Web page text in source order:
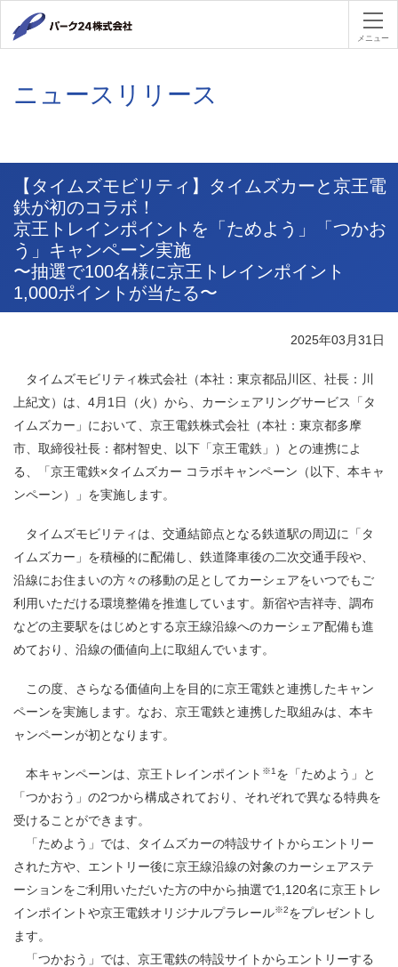
パーク２
メニュー
ニュースリリース
【タイムズモビリティ】タイムズカーと京王電
鉄が初のコラボ！
京王トレインポイントを「ためよう」「つかお
う」キャンペーン実施
〜抽選で100名様に京王トレインポイント
1,000ポイントが当たる〜
2025年03月31日
タイムズモビリティ株式会社（本社：東京都品川区、社長：川
上紀文）は、4月1日（火）から、カーシェアリングサービス「タ
イムズカー」において、京王電鉄株式会社（本社：東京都多摩
市、取締役社長：都村智史、以下「京王電鉄」）との連携によ
る、「京王電鉄×タイムズカー コラボキャンペーン（以下、本キャ
ンペーン）」を実施します。
タイムズモビリティは、交通結節点となる鉄道駅の周辺に「タ
イムズカー」を積極的に配備し、鉄道降車後の二次交通手段や、
沿線にお住まいの方々の移動の足としてカーシェアをいつでもご
利用いただける環境整備を推進しています。新宿や吉祥寺、調布
などの主要駅をはじめとする京王線沿線へのカーシェア配備も進
めており、沿線の価値向上に取組んでいます。
この度、さらなる価値向上を目的に京王電鉄と連携したキャン
ペーンを実施します。なお、京王電鉄と連携した取組みは、本キ
ャンペーンが初となります。
本キャンペーンは、京王トレインポイント ※1 を「ためよう」と
「つかおう」の2つから構成されており、それぞれで異なる特典を
受けることができます。
「ためよう」では、タイムズカーの特設サイトからエントリー
された方や、エントリー後に京王線沿線の対象のカーシェアステ
ーションをご利用いただいた方の中から抽選で1,120名に京王トレ
インポイントや京王電鉄オリジナルプラレール※2をプレゼントし
ます。
「つかおう」では、京王電鉄の特設サイトからエントリーする